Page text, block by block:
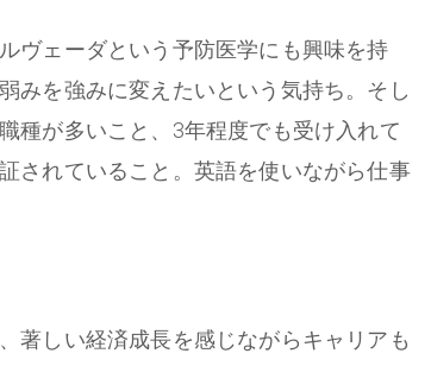
ヴェーダという予防医学にも興味を持
みを強みに変えたいという気持ち。そし
種が多いこと、3年程度でも受け入れて
されていること。英語を使いながら仕事
著しい経済成長を感じながらキャリアも